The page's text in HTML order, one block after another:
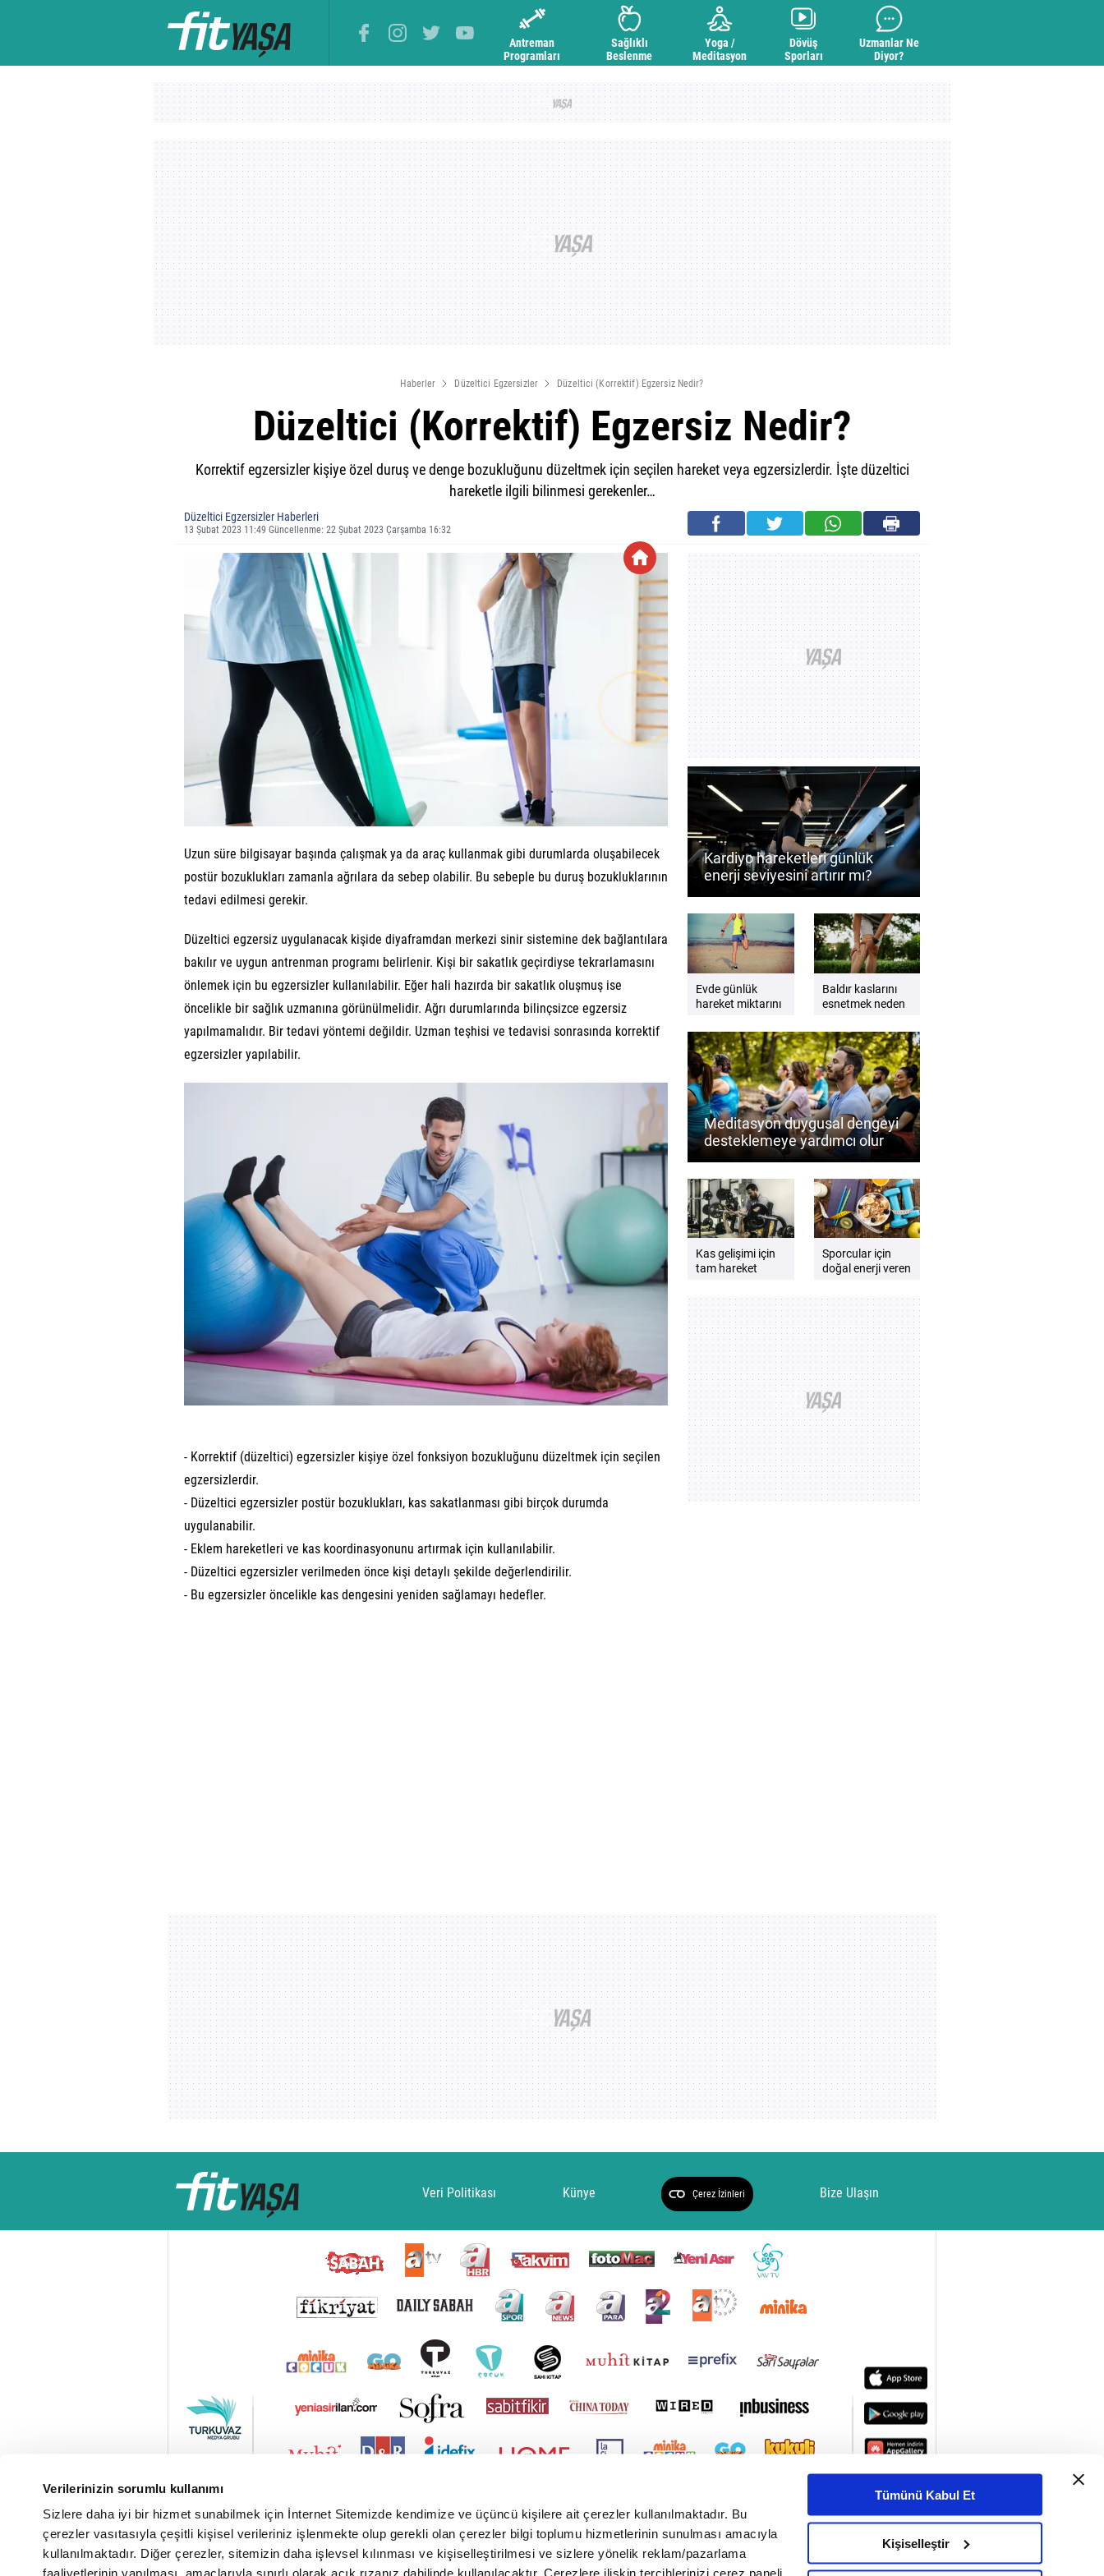
Verilerinizin sorumlu kullanımı
Sizlere daha iyi bir hizmet sunabilmek için İnternet Sitemizde kendimize ve üçüncü kişilere ait çerezler kullanılmaktadır. Bu
çerezler vasıtasıyla çeşitli kişisel verileriniz işlenmekte olup gerekli olan çerezler bilgi toplumu hizmetlerinin sunulması amacıyla
kullanılmaktadır. Diğer çerezler, sitemizin daha işlevsel kılınması ve kişiselleştirilmesi ve sizlere yönelik reklam/pazarlama
faaliyetlerinin yapılması, amaçlarıyla sınırlı olarak açık rızanız dahilinde kullanılacaktır. Çerezlere ilişkin tercihlerinizi çerez paneli
Tümünü Kabul Et
Kişiselleştir
Antreman
Programları
Sağlıklı
Beslenme
Yoga /
Meditasyon
Dövüş
Sporları
Uzmanlar Ne
Diyor?
Haberler Düzeltici Egzersizler Düzeltici (Korrektif) Egzersiz Nedir?
Düzeltici (Korrektif) Egzersiz Nedir?
Korrektif egzersizler kişiye özel duruş ve denge bozukluğunu düzeltmek için seçilen hareket veya egzersizlerdir. İşte düzeltici
hareketle ilgili bilinmesi gerekenler…
Düzeltici Egzersizler Haberleri
13 Şubat 2023 11:49 Güncellenme: 22 Şubat 2023 Çarşamba 16:32
Uzun süre bilgisayar başında çalışmak ya da araç kullanmak gibi durumlarda oluşabilecek
postür bozuklukları zamanla ağrılara da sebep olabilir. Bu sebeple bu duruş bozukluklarının
tedavi edilmesi gerekir.
Düzeltici egzersiz uygulanacak kişide diyaframdan merkezi sinir sistemine dek bağlantılara
bakılır ve uygun antrenman programı belirlenir. Kişi bir sakatlık geçirdiyse tekrarlamasını
önlemek için bu egzersizler kullanılabilir. Eğer hali hazırda bir sakatlık oluşmuş ise
öncelikle bir sağlık uzmanına görünülmelidir. Ağrı durumlarında bilinçsizce egzersiz
yapılmamalıdır. Bir tedavi yöntemi değildir. Uzman teşhisi ve tedavisi sonrasında korrektif
egzersizler yapılabilir.
- Korrektif (düzeltici) egzersizler kişiye özel fonksiyon bozukluğunu düzeltmek için seçilen
egzersizlerdir.
- Düzeltici egzersizler postür bozuklukları, kas sakatlanması gibi birçok durumda
uygulanabilir.
- Eklem hareketleri ve kas koordinasyonunu artırmak için kullanılabilir.
- Düzeltici egzersizler verilmeden önce kişi detaylı şekilde değerlendirilir.
- Bu egzersizler öncelikle kas dengesini yeniden sağlamayı hedefler.
Kardiyo hareketleri günlük
enerji seviyesini artırır mı?
Daha zinde hissetmek için
kardiyo önerileri
Evde günlük
hareket miktarını
yolları nelerdir?
Baldır kaslarını
esnetmek neden
ve güçlü bacaklar
için ipuçları
Meditasyon duygusal dengeyi
desteklemeye yardımcı olur
mu? Düzenli meditasyonun
zihinsel iyi oluşa katkıları
Kas gelişimi için
tam hareket
önemlidir?
Sporcular için
doğal enerji veren
Performansı
destekleyen besin
önerileri
Veri Politikası Künye Çerez İzinleri Bize Ulaşın